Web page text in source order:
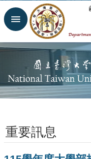
跳到主要內容區塊
進
搜
首
頁
導
覽
重要訊息